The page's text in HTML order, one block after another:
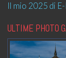
Il mio 2025 di
ULTIME PHOTO